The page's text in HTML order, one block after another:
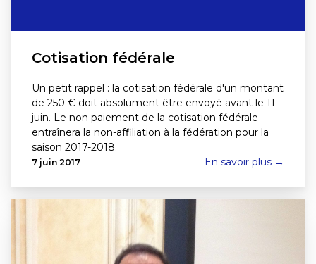
Cotisation fédérale
Un petit rappel : la cotisation fédérale d'un montant
de 250 € doit absolument être envoyé avant le 11
juin. Le non paiement de la cotisation fédérale
entraînera la non-affiliation à la fédération pour la
saison 2017-2018.
7 juin 2017 En savoir plus →